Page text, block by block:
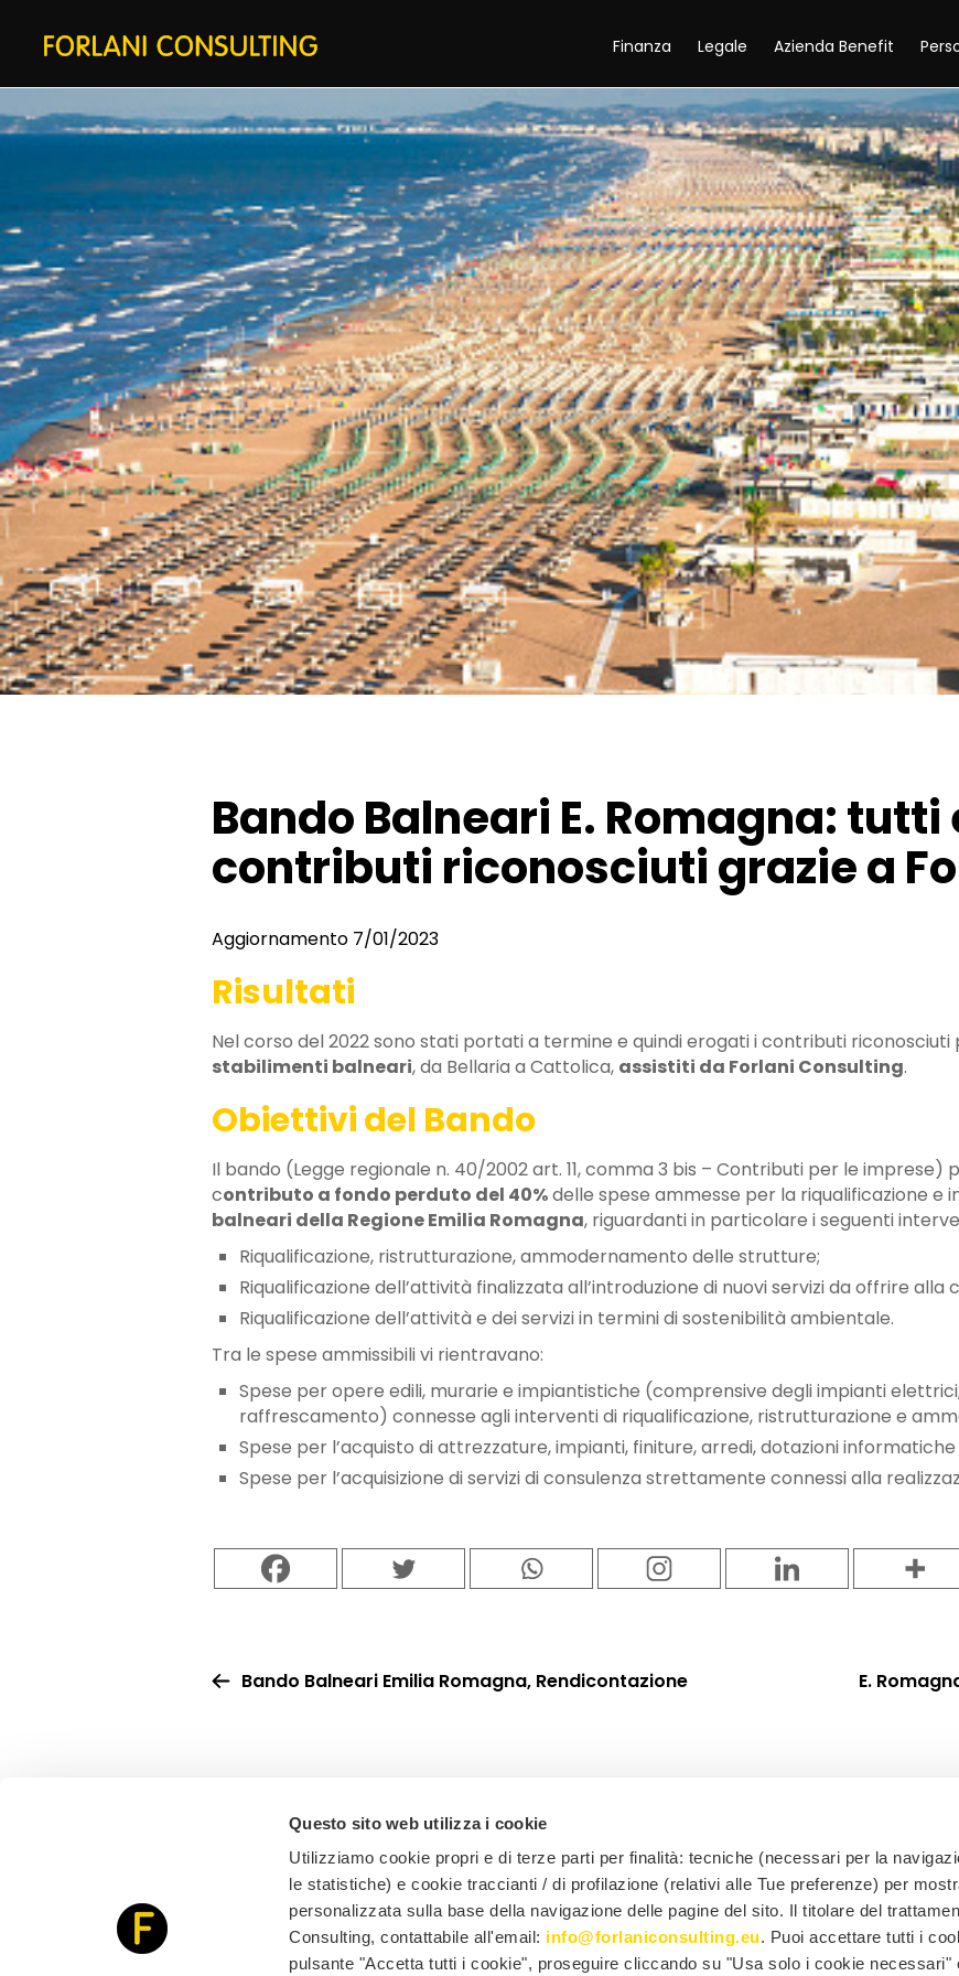
Questo sito web utilizza i cookie
Utilizziamo cookie propri e di terze parti per finalità: tecniche (necessari per la
le statistiche) e cookie traccianti / di profilazione (relativi alle Tue preferenze) per
personalizzata sulla base della navigazione delle pagine del sito. Il titolare del
Consulting, contattabile all'email: info@forlaniconsulting.eu. Puoi accettare tutti i
pulsante "Accetta tutti i cookie", proseguire cliccando su "Usa solo i cookie necessari"
Finanza Legale Azienda Benefit
Bando Balneari E. Romagna:
contributi riconosciuti grazie a
Aggiornamento 7/01/2023
Risultati
Nel corso del 2022 sono stati portati a termine e quindi erogati i contributi
stabilimenti balneari, da Bellaria a Cattolica, assistiti da Forlani Consulting.
Obiettivi del Bando
Il bando (Legge regionale n. 40/2002 art. 11, comma 3 bis – Contributi per le
contributo a fondo perduto del 40%delle spese ammesse per la riqualificazione e
balneari della Regione Emilia Romagna, riguardanti in particolare i seguenti
Riqualificazione, ristrutturazione, ammodernamento delle strutture;
Riqualificazione dell’attività finalizzata all’introduzione di nuovi servizi da offrire alla
Riqualificazione dell’attività e dei servizi in termini di sostenibilità ambientale.
Tra le spese ammissibili vi rientravano:
Spese per opere edili, murarie e impiantistiche (comprensive degli impianti
raffrescamento) connesse agli interventi di riqualificazione, ristrutturazione e
Spese per l’acquisto di attrezzature, impianti, finiture, arredi, dotazioni informatiche
Spese per l’acquisizione di servizi di consulenza strettamente connessi alla
Bando Balneari Emilia Romagna, Rendicontazione E.
Via Flaminia, 134 - 47923 Rimini (RN)
info@forlaniconsulting.eu
Tel. +39 0541 857674
© 2025 FORLANI